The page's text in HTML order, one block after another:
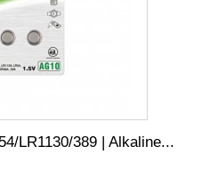
LR1130/389 | Alkaline...